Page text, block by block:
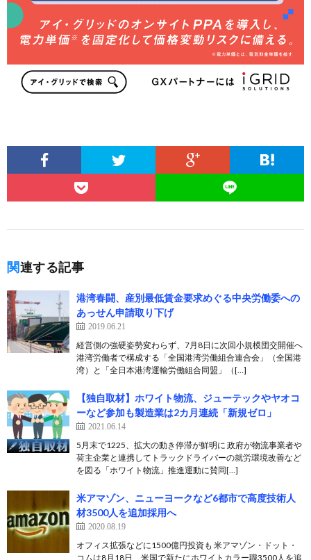
関連する記事
港湾春闘、産別最低賃金要求めぐる中央労働委への
あっせん申請取り下げ
2019.06.21
経営側の強硬姿勢変わらず、7月8日に次回小規模団交開催へ
港湾労働者で構成する「全国港湾労働組合連合会」（全国港
湾）と「全日本港湾運輸労働組合同盟」（[…]
【独自取材】ホワイト物流、ジューテックやヤオコ
ーなど参加も製造業は2カ月連続「新規ゼロ」
2021.06.14
5月末で1225、拡大の動き停滞が鮮明に 政府が物流事業者や
荷主企業と連携してトラックドライバーの就労環境改善など
を図る「ホワイト物流」推進運動に賛同[…]
米アマゾン、ニューヨークなど6都市で高度技術人
材3500人を追加採用へ
2020.08.19
オフィス拡張などに1500億円投資も 米アマゾン・ドット・
コムは8月18日、米国で新たにホワイトカラー職3500人を追